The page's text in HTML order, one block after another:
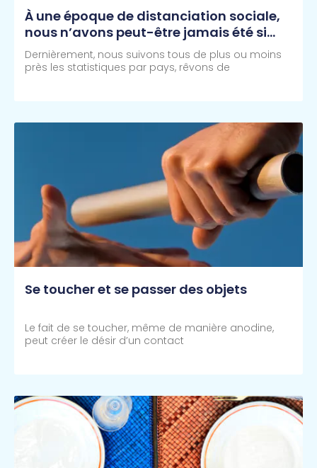
À une époque de distanciation sociale,
nous n’avons peut-être jamais été si
proche.
Dernièrement, nous suivons tous de plus ou moins
près les statistiques par pays, rêvons de
Se toucher et se passer des objets
Le fait de se toucher, même de manière anodine,
peut créer le désir d’un contact